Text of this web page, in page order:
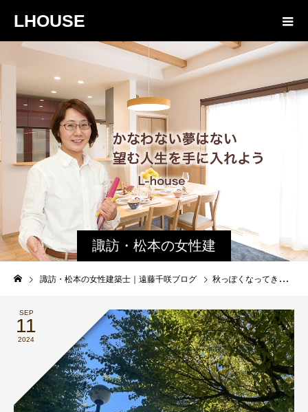
LHOUSE
諏訪・松本の女性建
築士ブログ｜未来生
活設計
諏訪・松本の女性建築士｜遠藤千咲ブログ 秋っぽくなってきた？諏訪湖の朝｜協会けんぽウォーク
SEP
11
2024